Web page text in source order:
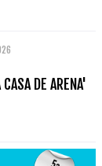
CASA DE ARENA'